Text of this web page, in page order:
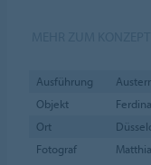
Ausführung
Objekt
Ort
Fotograf